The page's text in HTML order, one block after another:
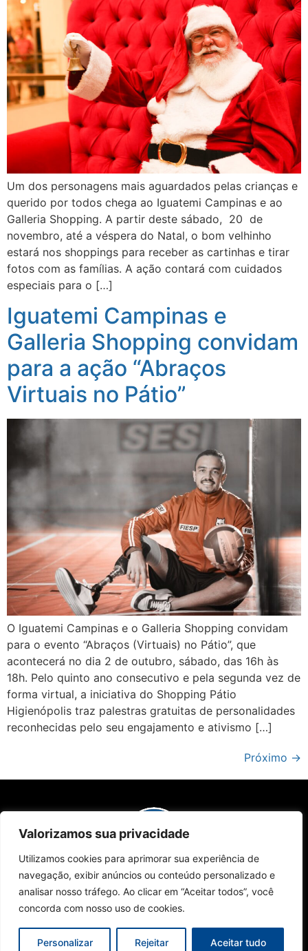
Valorizamos sua privacidade
Utilizamos cookies para aprimorar sua experiência de
navegação, exibir anúncios ou conteúdo personalizado e
analisar nosso tráfego. Ao clicar em “Aceitar todos”, você
concorda com nosso uso de cookies.
Personalizar Rejeitar Aceitar tudo
Um dos personagens mais aguardados pelas crianças e
querido por todos chega ao Iguatemi Campinas e ao
Galleria Shopping. A partir deste sábado, 20 de
novembro, até a véspera do Natal, o bom velhinho
estará nos shoppings para receber as cartinhas e tirar
fotos com as famílias. A ação contará com cuidados
especiais para o […]
Iguatemi Campinas e
Galleria Shopping convidam
para a ação “Abraços
Virtuais no Pátio”
O Iguatemi Campinas e o Galleria Shopping convidam
para o evento “Abraços (Virtuais) no Pátio”, que
acontecerá no dia 2 de outubro, sábado, das 16h às
18h. Pelo quinto ano consecutivo e pela segunda vez de
forma virtual, a iniciativa do Shopping Pátio
Higienópolis traz palestras gratuitas de personalidades
reconhecidas pelo seu engajamento e ativismo […]
Próximo →
Sobre NósEdições da RevistaComo AnunciarContato
Políticas de Privacidade
© 2024 Campinas Café. Todos os direitos reservados.